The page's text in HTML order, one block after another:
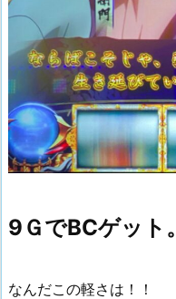
9ＧでBCゲット。
なんだこの軽さは！！